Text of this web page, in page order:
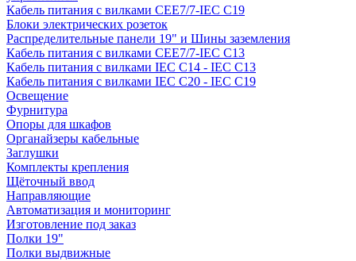
Кабель питания с вилками CEE7/7-IEC C19
Блоки электрических розеток
Распределительные панели 19" и Шины заземления
Кабель питания с вилками CEE7/7-IEC C13
Кабель питания с вилками IEC C14 - IEC C13
Кабель питания с вилками IEC C20 - IEC C19
Освещение
Фурнитура
Опоры для шкафов
Органайзеры кабельные
Заглушки
Комплекты крепления
Щёточный ввод
Направляющие
Автоматизация и мониторинг
Изготовление под заказ
Полки 19"
Полки выдвижные